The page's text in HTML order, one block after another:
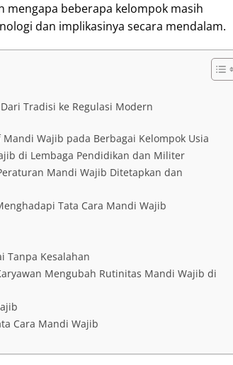
mengapa beberapa kelompok masih
dan implikasinya secara mendalam.
Tradisi ke Regulasi Modern
Wajib pada Berbagai Kelompok Usia
di Lembaga Pendidikan dan Militer
Mandi Wajib Ditetapkan dan
Tata Cara Mandi Wajib
Tanpa Kesalahan
Mengubah Rutinitas Mandi Wajib di
Cara Mandi Wajib